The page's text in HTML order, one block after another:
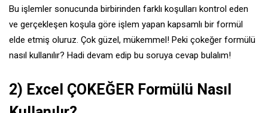
Bu işlemler sonucunda birbirinden farklı koşulları kontrol eden
ve gerçekleşen koşula göre işlem yapan kapsamlı bir formül
elde etmiş oluruz. Çok güzel, mükemmel! Peki çokeğer formülü
nasıl kullanılır? Hadi devam edip bu soruya cevap bulalım!
2) Excel ÇOKEĞER Formülü Nasıl